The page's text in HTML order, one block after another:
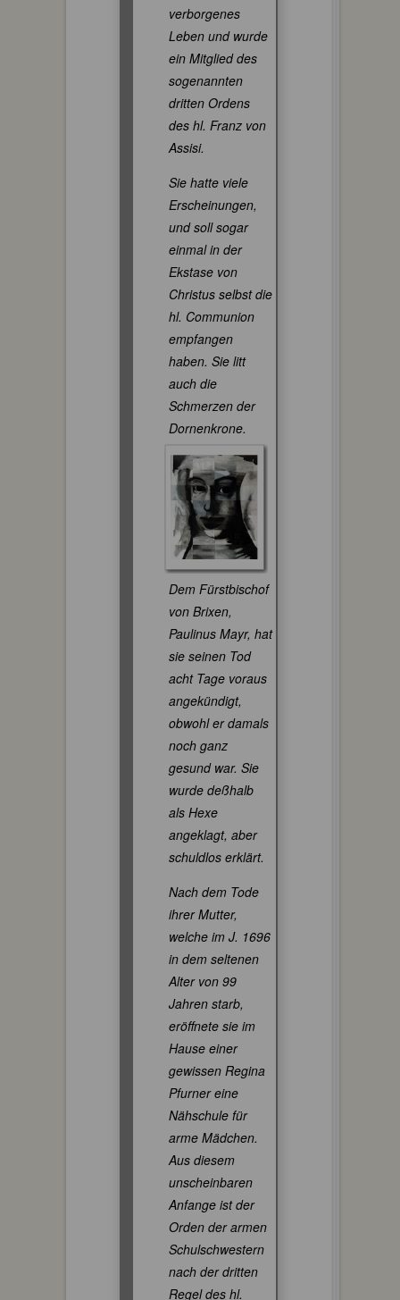
verborgenes
Leben und wurde
ein Mitglied des
sogenannten
dritten Ordens
des hl. Franz von
Assisi.
Sie hatte viele
Erscheinungen,
und soll sogar
einmal in der
Ekstase von
Christus selbst die
hl. Communion
empfangen
haben. Sie litt
auch die
Schmerzen der
Dornenkrone.
Dem Fürstbischof
von Brixen,
Paulinus Mayr, hat
sie seinen Tod
acht Tage voraus
angekündigt,
obwohl er damals
noch ganz
gesund war. Sie
wurde deßhalb
als Hexe
angeklagt, aber
schuldlos erklärt.
Nach dem Tode
ihrer Mutter,
welche im J. 1696
in dem seltenen
Alter von 99
Jahren starb,
eröffnete sie im
Hause einer
gewissen Regina
Pfurner eine
Nähschule für
arme Mädchen.
Aus diesem
unscheinbaren
Anfange ist der
Orden der armen
Schulschwestern
nach der dritten
Regel des hl.